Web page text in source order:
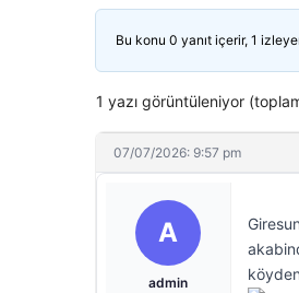
Bu konu 0 yanıt içerir, 1
1 yazı görüntüleniyor
07/07/2026: 9:57 pm
A
admin